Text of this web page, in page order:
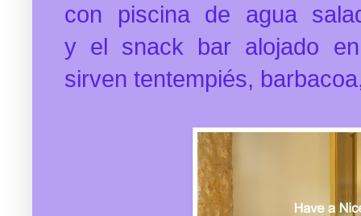
con piscina de agua
y el snack bar alojado
sirven tentempiés,